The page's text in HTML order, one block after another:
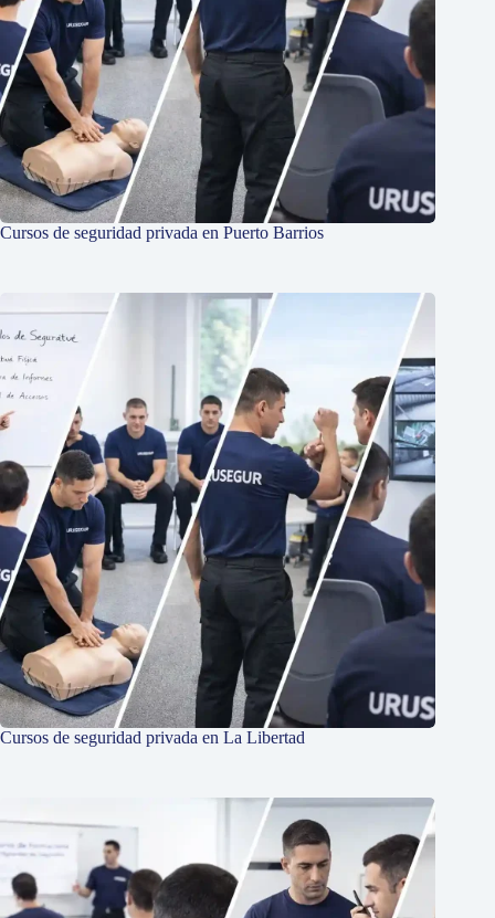
Cursos de seguridad privada en Puerto Barrios
Cursos de seguridad privada en La Libertad